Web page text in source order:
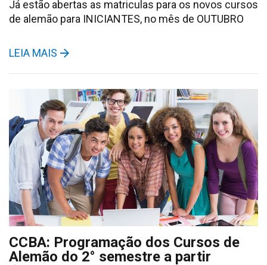
Já estão abertas as matriculas para os novos cursos
de alemão para INICIANTES, no mês de OUTUBRO
LEIA MAIS
CCBA: Programação dos Cursos de
Alemão do 2° semestre a partir